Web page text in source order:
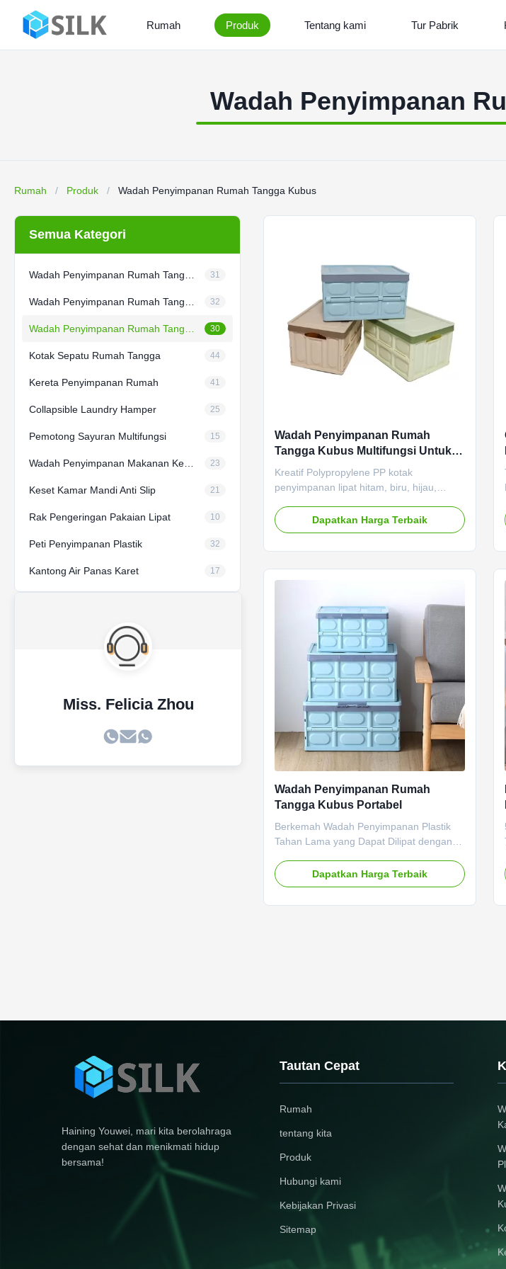
Rumah Produk Tentang kami Tur Pabrik
Wadah Penyimpanan
Rumah / Produk / Wadah Penyimpanan Rumah Tangga Kubus
Semua Kategori
31
32
30
Kotak Sepatu Rumah Tangga 44
Kereta Penyimpanan Rumah 41
Collapsible Laundry Hamper 25
Pemotong Sayuran Multifungsi 15
23
Keset Kamar Mandi Anti Slip 21
Rak Pengeringan Pakaian Lipat 10
Peti Penyimpanan Plastik 32
Kantong Air Panas Karet 17
Miss. Felicia Zhou
Wadah Penyimpanan Rumah
Tangga Kubus Multifungsi Untuk
Serba-serbi Makanan Praktis 35L
Kreatif Polypropylene PP kotak
penyimpanan lipat hitam, biru, hijau,
Penyimpanan Serbaguna: Wadah
penyimpanan plastik PP sangat ideal
Dapatkan Harga Terbaik
Wadah Penyimpanan Rumah
Tangga Kubus Portabel
Berkemah Wadah Penyimpanan Plastik
Tahan Lama yang Dapat Dilipat dengan
Portabel, dan Hemat Ruang - Peti tahan
lama yang ringan dapat runtuh dalam
Dapatkan Harga Terbaik
Haining Youwei, mari kita berolahraga
dengan sehat dan menikmati hidup
bersama!
Tautan Cepat
Rumah
tentang kita
Produk
Hubungi kami
Kebijakan Privasi
Sitemap